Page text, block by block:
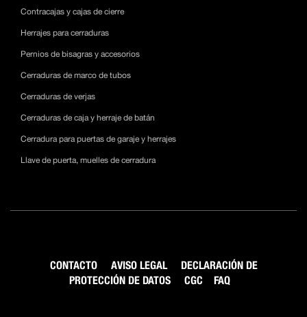
Contracajas y cajas de cierre
Herrajes para cerraduras
Pernios de bisagras y accesorios
Cerraduras de marco de tubos
Cerraduras de verjas
Cerraduras de caja y herraje de batán
Cerradura para puertas de garaje y herrajes
Llave de puerta, muelles de cerradura
CONTACTO AVISO LEGAL
DECLARACIÓN DE
PROTECCIÓN DE DATOS
CGC FAQ